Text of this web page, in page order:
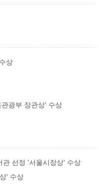
상
광부 장관상' 수상
관 선정 '서울시장상' 수상
' 수상